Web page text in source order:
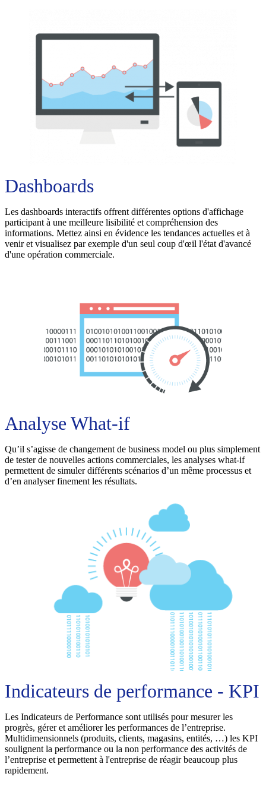
Dashboards
Les dashboards interactifs offrent différentes options d'affichage
participant à une meilleure lisibilité et compréhension des
informations. Mettez ainsi en évidence les tendances actuelles et à
venir et visualisez par exemple d'un seul coup d'œil l'état d'avancé
d'une opération commerciale.
Analyse What-if
Qu’il s’agisse de changement de business model ou plus simplement
de tester de nouvelles actions commerciales, les analyses what-if
permettent de simuler différents scénarios d’un même processus et
d’en analyser finement les résultats.
Indicateurs de performance - KPI
Les Indicateurs de Performance sont utilisés pour mesurer les
progrès, gérer et améliorer les performances de l’entreprise.
Multidimensionnels (produits, clients, magasins, entités, …) les KPI
soulignent la performance ou la non performance des activités de
l’entreprise et permettent à l'entreprise de réagir beaucoup plus
rapidement.